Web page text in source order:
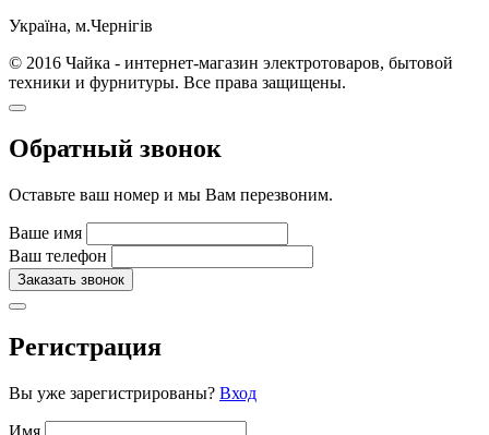
Україна, м.Чернігів
© 2016 Чайка - интернет-магазин электротоваров, бытовой
техники и фурнитуры. Все права защищены.
Обратный звонок
Оставьте ваш номер и мы Вам перезвоним.
Ваше имя
Ваш телефон
Заказать звонок
Регистрация
Вы уже зарегистрированы? Вход
Имя